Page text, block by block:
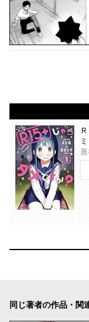
同じ著者の作品・関